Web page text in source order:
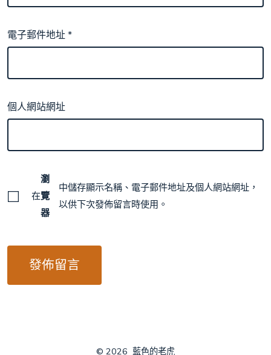
電子郵件地址*
個人網站網址
在
瀏
覽
器
中儲存顯示名稱、電子郵件地址及個人網站網址，
以供下次發佈留言時使用。
© 2026 藍色的老虎